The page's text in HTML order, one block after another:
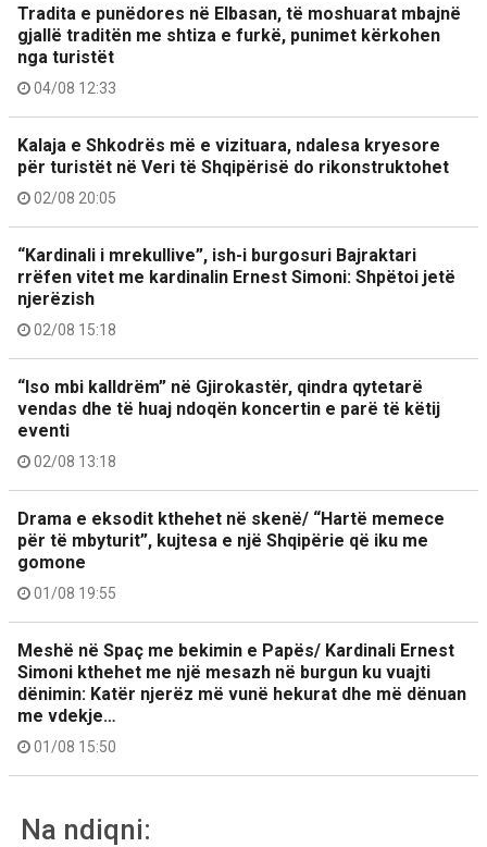
Tradita e punëdores në Elbasan, të moshuarat mbajnë
gjallë traditën me shtiza e furkë, punimet kërkohen
nga turistët
04/08 12:33
Kalaja e Shkodrës më e vizituara, ndalesa kryesore
për turistët në Veri të Shqipërisë do rikonstruktohet
02/08 20:05
“Kardinali i mrekullive”, ish-i burgosuri Bajraktari
rrëfen vitet me kardinalin Ernest Simoni: Shpëtoi jetë
njerëzish
02/08 15:18
“Iso mbi kalldrëm” në Gjirokastër, qindra qytetarë
vendas dhe të huaj ndoqën koncertin e parë të këtij
eventi
02/08 13:18
Drama e eksodit kthehet në skenë/ “Hartë memece
për të mbyturit”, kujtesa e një Shqipërie që iku me
gomone
01/08 19:55
Meshë në Spaç me bekimin e Papës/ Kardinali Ernest
Simoni kthehet me një mesazh në burgun ku vuajti
dënimin: Katër njerëz më vunë hekurat dhe më dënuan
me vdekje…
01/08 15:50
Na ndiqni: